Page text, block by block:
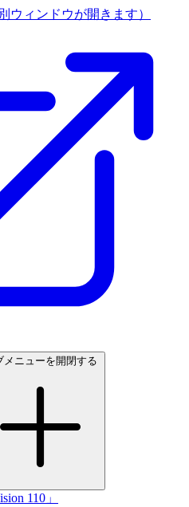
別ウィンドウが開きます）
メニューを開閉する
110」